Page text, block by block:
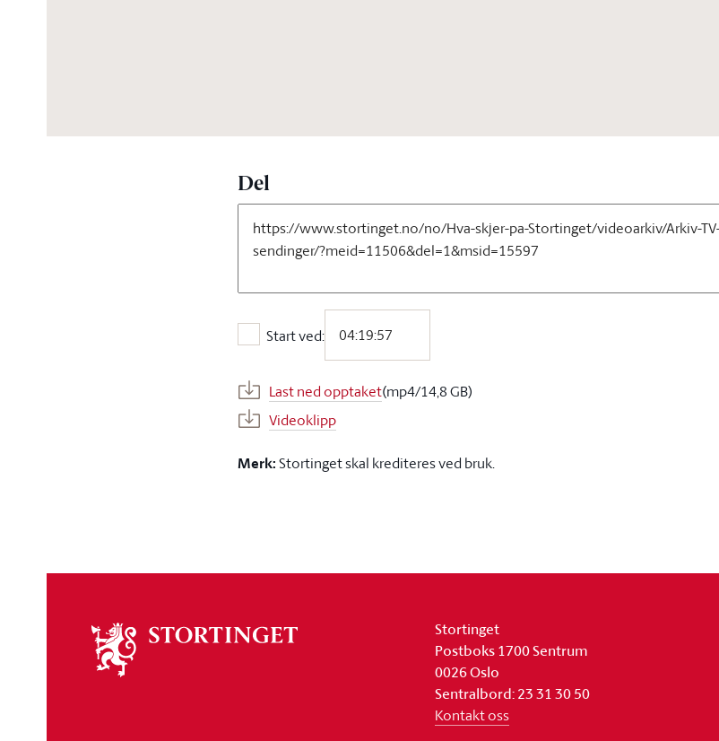
Del
Start ved:
Start ved:
Last ned opptaket(mp4/14,8 GB)
Videoklipp
Merk:Stortinget skal krediteres ved bruk.
stortinget
Stortinget
Postboks 1700 Sentrum
0026 Oslo
Sentralbord: 23 31 30 50
Kontakt oss